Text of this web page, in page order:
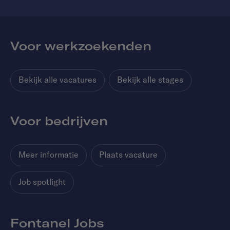
Voor werkzoekenden
Bekijk alle vacatures Bekijk alle stages
Voor bedrijven
Meer informatie Plaats vacature
Job spotlight
Fontanel Jobs